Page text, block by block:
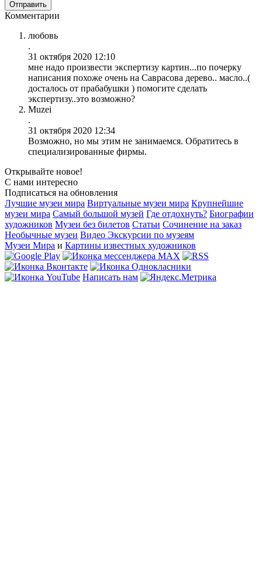
Комментарии
любовь
.
31 октября 2020 12:10
мне надо произвести экспертизу картин...по почерку
написания похоже очень на Саврасова дерево.. масло..(
досталось от прабабушки ) помогите сделать
экспертизу..это возможно?
Muzei
.
31 октября 2020 12:34
Возможно, но мы этим не занимаемся. Обратитесь в
специализированные фирмы.
Открывайте новое!
С нами интересно
Подписаться на обновления
Лучшие музеи мира Виртуальные музеи мира Крупнейшие
музеи мира Самый большой музей Где отдохнуть? Биографии
художников Музеи без билетов Статьи Сочинение на заказ
Необычные музеи Видео Экскурсии по музеям
Музеи Мира и Картины известных художников
Написать нам